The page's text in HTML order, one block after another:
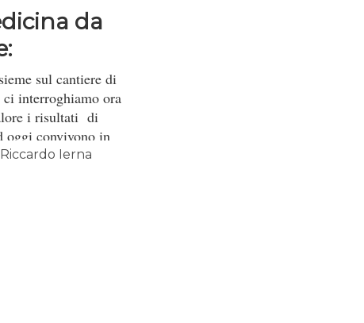
da
sul cantiere di
interroghiamo ora
i risultati di
oggi convivono in
delle
Ierna